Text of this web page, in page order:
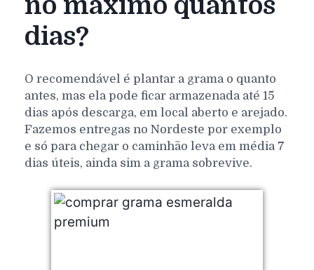
dias?
O recomendável é plantar a grama o quanto
antes, mas ela pode ficar armazenada até 15
dias após descarga, em local aberto e arejado.
Fazemos entregas no Nordeste por exemplo
e só para chegar o caminhão leva em média 7
dias úteis, ainda sim a grama sobrevive.